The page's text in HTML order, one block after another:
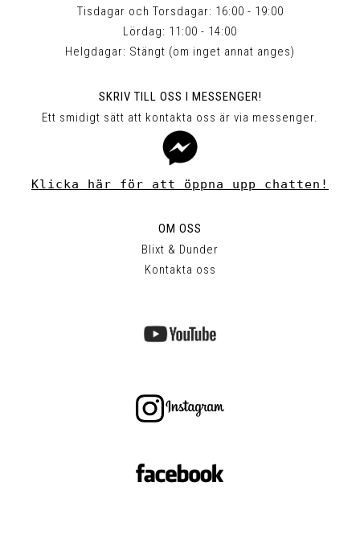
Tisdagar och Torsdagar: 16:00 - 19:00
Lördag: 11:00 - 14:00
Helgdagar: Stängt (om inget annat anges)
SKRIV TILL OSS I MESSENGER!
Ett smidigt sätt att kontakta oss är via messenger.
Klicka här för att öppna upp chatten!
OM OSS
Blixt & Dunder
Kontakta oss